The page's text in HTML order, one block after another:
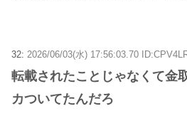
32: 2026/06/03(水) 17:56:03.70
転載されたことじゃなくて金
カついてたんだろ